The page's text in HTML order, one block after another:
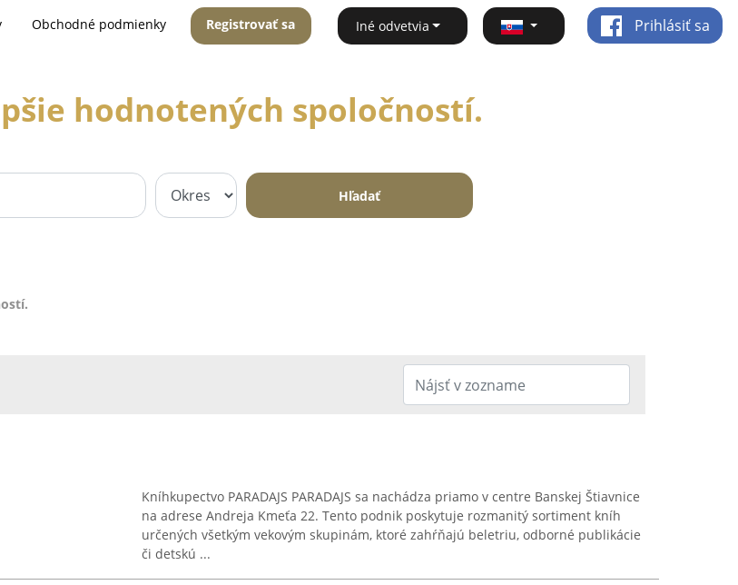
Obchodné podmienky Registrovať sa Iné odvetvia Prihlásiť sa
hodnotených spoločností.
Hľadať
Kníhkupectvo PARADAJS PARADAJS sa nachádza priamo v centre Banskej Štiavnice
na adrese Andreja Kmeťa 22. Tento podnik poskytuje rozmanitý sortiment kníh
určených všetkým vekovým skupinám, ktoré zahŕňajú beletriu, odborné publikácie
či detskú ...